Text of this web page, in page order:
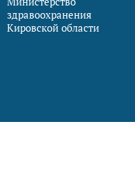
здравоохранения
Кировской области